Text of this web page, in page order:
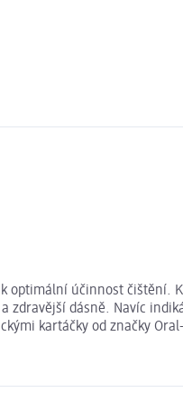
účinnost čištění.
zdravější dásně. Navíc
kartáčky od značky